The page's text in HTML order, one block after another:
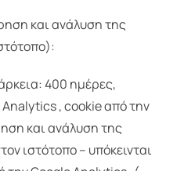
και ανάλυση της
400 ημέρες,
, cookie από την
και ανάλυση της
ιστότοπο – υπόκεινται